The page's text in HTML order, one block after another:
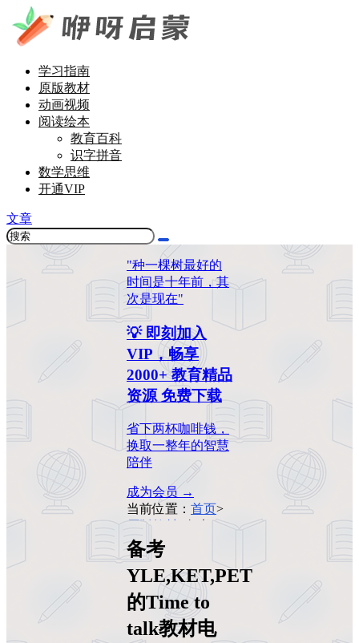
学习指南
原版教材
动画视频
阅读绘本
教育百科
识字拼音
数学思维
开通VIP
文章
"种一棵树最好的
时间是十年前，其
次是现在"
💡 即刻加入
VIP，畅享
2000+ 教育精品
资源 免费下载
省下两杯咖啡钱，
换取一整年的智慧
陪伴
成为会员 →
当前位置： 首页>
原版教材
YLE,KET,PET的
Time to talk教材电
子版
备考
YLE,KET,PET
的Time to
talk教材电